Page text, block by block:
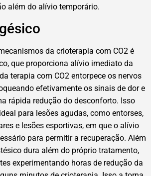
além do alívio temporário.
da crioterapia com CO2 é
que proporciona alívio imediato da
terapia com CO2 entorpece os nervos
efetivamente os sinais de dor e
rápida redução do desconforto. Isso
para lesões agudas, como entorses,
e lesões esportivas, em que o alívio
para permitir a recuperação. Além
dura além do próprio tratamento,
experimentando horas de redução da